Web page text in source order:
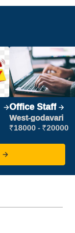
Office Staff
West-godavari
₹18000 - ₹20000